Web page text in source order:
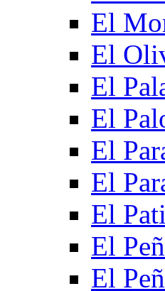
El
El
El
El
El
El
El
El
El